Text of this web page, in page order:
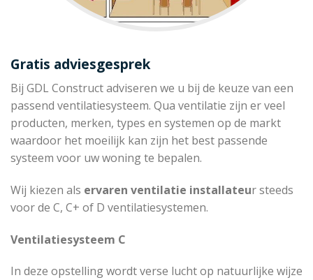
Gratis adviesgesprek
Bij GDL Construct adviseren we u bij de keuze van een
passend ventilatiesysteem. Qua ventilatie zijn er veel
producten, merken, types en systemen op de markt
waardoor het moeilijk kan zijn het best passende
systeem voor uw woning te bepalen.
Wij kiezen als ervaren ventilatie installateur steeds
voor de C, C+ of D ventilatiesystemen.
Ventilatiesysteem C
In deze opstelling wordt verse lucht op natuurlijke wijze